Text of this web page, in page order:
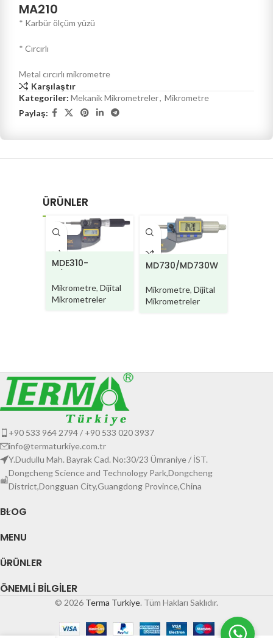
MA210
* Karbür ölçüm yüzü
* Cırcırlı
Metal cırcırlı mikrometre
Karşılaştır
Kategoriler: Mekanik Mikrometreler, Mikrometre
Paylaş:
ÜRÜNLER
MDE310-
Mikrometre, Dijital
Mikrometreler
MD730/MD730W
Mikrometre, Dijital
Mikrometreler
+90 533 964 2794 / +90 533 020 3937
info@termaturkiye.com.tr
Y.Dudullu Mah. Bayrak Cad. No:30/23 Ümraniye / İST.
Dongcheng Science and Technology Park,Dongcheng
District,Dongguan City,Guangdong Province,China
BLOG
MENU
ÜRÜNLER
ÖNEMLI BILGILER
© 2026 Terma Turkiye. Tüm Hakları Saklıdır.